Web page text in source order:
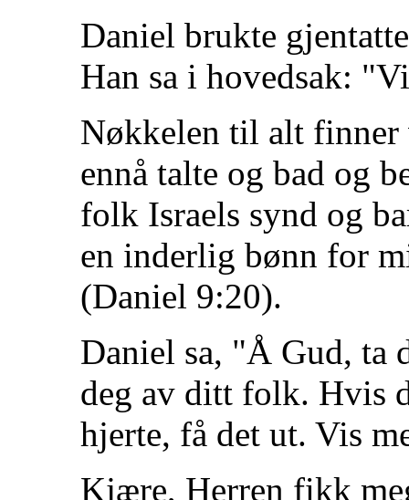
Daniel brukte
Han sa i hovedsak:
Nøkkelen til alt finner
ennå talte og bad og
folk Israels synd og
en inderlig bønn for
(Daniel 9:20).
Daniel sa, "Å Gud, ta
deg av ditt folk. Hvis
hjerte, få det ut. Vis
Kjære, Herren fikk